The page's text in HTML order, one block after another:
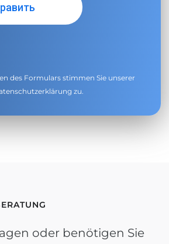
des Formulars stimmen Sie unserer
zu.
oder benötigen Sie